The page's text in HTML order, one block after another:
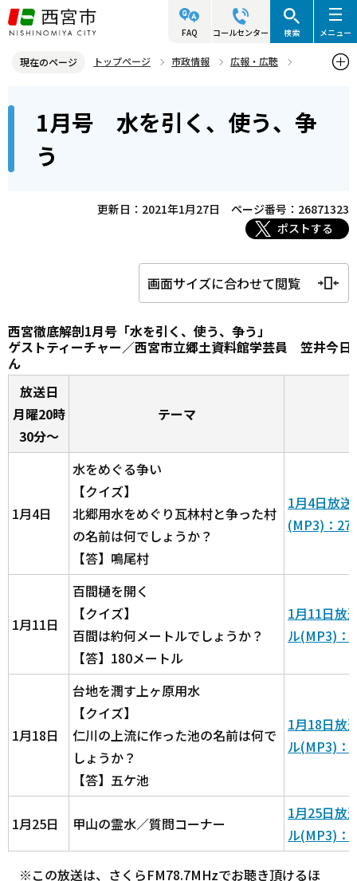
こ
の
ジ
頭
FAQ コールセンター 検索 メニュー
現在のページ トップページ 市政情報
広報・広聴
1月号 水を引く、使う、争う
1月号 水を引く、使う、争
う
更新日：2021年1月27日
ページ番号：26871323
ポストする
画面サイズに合わせて閲覧
西宮徹底解剖1月号「水を引く、使う、争う」
ゲストティーチャー／西宮市立郷土資料館学芸員 笠井今日
ん
放送日
月曜20時
30分～
テーマ
1月4日
水をめぐる争い
【クイズ】
北郷用水をめぐり瓦林村と争った村
の名前は何でしょうか？
【答】鳴尾村
1月4日放
(MP3)：
1月11日
百間樋を開く
【クイズ】
百間は約何メートルでしょうか？
【答】180メートル
1月11日放
ル(MP3)：
1月18日
台地を潤す上ヶ原用水
【クイズ】
仁川の上流に作った池の名前は何で
しょうか？
【答】五ケ池
1月18日放
ル(MP3)：
1月25日 甲山の霊水／質問コーナー
1月25日放
ル(MP3)：
※この放送は、さくらFM78.7MHzでお聴き頂けるほ